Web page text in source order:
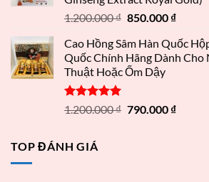
1.200.000₫ 850.000 ₫
Cao Hồng Sâm Hàn Quốc
Quốc Chính Hãng Dành
Thuật Hoặc Ốm Dậy
Được xếp
1.200.000₫ 790.000 ₫
TOP ĐÁNH GIÁ